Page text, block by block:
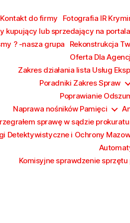
Kontakt do firmy Fotografia IR
kupujący lub sprzedający na
? -nasza grupa
Rekonstrukcja
Oferta Dla
Zakres działania lista Usług
Poradniki Zakres Spraw
Poprawianie
Naprawa nośników Pamięci
sprawę w sądzie
Detektywistyczne i Ochrony
Komisyjne sprawdzenie sprzętu